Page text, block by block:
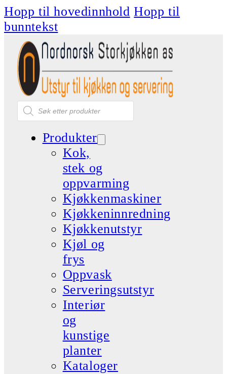
Hopp til hovedinnhold Hopp til
bunntekst
Products
search
Produkter
Kok,
stek og
oppvarming
Kjøkkenmaskiner
Kjøkkeninnredning
Kjøkkenutstyr
Kjøl og
frys
Oppvask
Serveringsutstyr
Interiør
og
kunstige
planter
Kataloger